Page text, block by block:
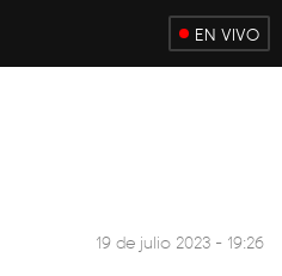
EN VIVO
19 de julio 2023 - 19:26